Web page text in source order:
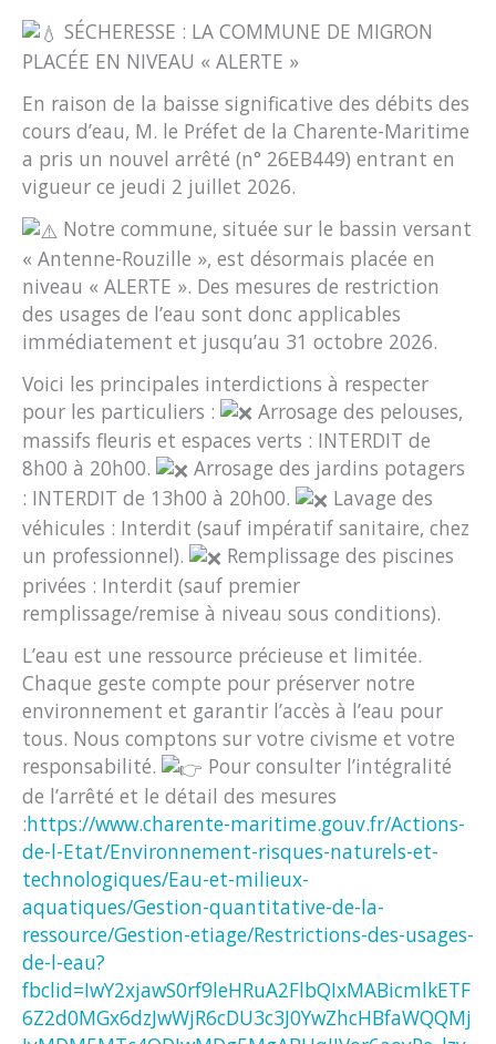
SÉCHERESSE : LA COMMUNE DE MIGRON
PLACÉE EN NIVEAU « ALERTE »
En raison de la baisse significative des débits des
cours d’eau, M. le Préfet de la Charente-Maritime
a pris un nouvel arrêté (n° 26EB449) entrant en
vigueur ce jeudi 2 juillet 2026.
Notre commune, située sur le bassin versant
« Antenne-Rouzille », est désormais placée en
niveau « ALERTE ». Des mesures de restriction
des usages de l’eau sont donc applicables
immédiatement et jusqu’au 31 octobre 2026.
Voici les principales interdictions à respecter
pour les particuliers :
Arrosage des pelouses,
massifs fleuris et espaces verts : INTERDIT de
8h00 à 20h00.
Arrosage des jardins potagers
: INTERDIT de 13h00 à 20h00.
Lavage des
véhicules : Interdit (sauf impératif sanitaire, chez
un professionnel).
Remplissage des piscines
privées : Interdit (sauf premier
remplissage/remise à niveau sous conditions).
L’eau est une ressource précieuse et limitée.
Chaque geste compte pour préserver notre
environnement et garantir l’accès à l’eau pour
tous. Nous comptons sur votre civisme et votre
responsabilité.
Pour consulter l’intégralité
de l’arrêté et le détail des mesures
:https://www.charente-maritime.gouv.fr/Actions-
de-l-Etat/Environnement-risques-naturels-et-
technologiques/Eau-et-milieux-
aquatiques/Gestion-quantitative-de-la-
ressource/Gestion-etiage/Restrictions-des-usages-
de-l-eau?
fbclid=IwY2xjawS0rf9leHRuA2FlbQIxMABicmlkETF
6Z2d0MGx6dzJwWjR6cDU3c3J0YwZhcHBfaWQQMj